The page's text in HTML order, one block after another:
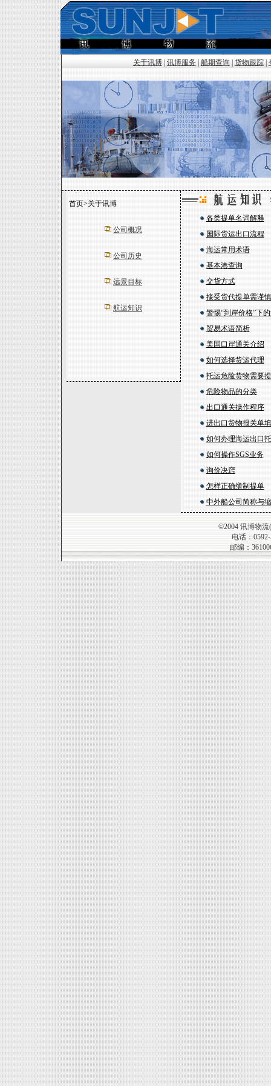
关于讯博| 讯博服务| 船期查询 货物跟踪|
首页>关于讯博
公司概况
公司历史
远景目标
航运知识
各类提单名词解释
国际货运出口流程
海运常用术语
基本港查询
交货方式
接受货代提单需谨慎
警惕“到岸价格”下
贸易术语简析
美国口岸通关介绍
如何选择货运代理
托运危险货物需要
危险物品的分类
出口通关操作程序
进出口货物报关单
如何办理海运出口
如何操作SGS业务
询价决窍
怎样正确缮制提单
中外船公司简称与
©2004 讯博物流
电话：
邮编：